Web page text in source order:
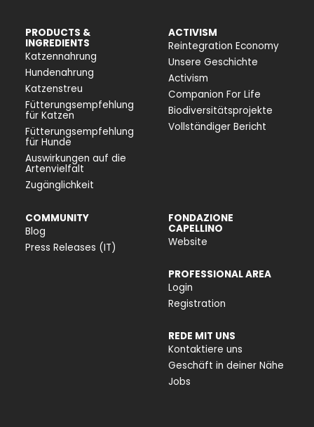
PRODUCTS &
INGREDIENTS
Katzennahrung
Hundenahrung
Katzenstreu
Fütterungsempfehlung
für Katzen
Fütterungsempfehlung
für Hunde
Auswirkungen auf die
Artenvielfalt
Zugänglichkeit
ACTIVISM
Reintegration Economy
Unsere Geschichte
Activism
Companion For Life
Biodiversitätsprojekte
Vollständiger Bericht
COMMUNITY
Blog
Press Releases (IT)
FONDAZIONE
CAPELLINO
Website
PROFESSIONAL AREA
Login
Registration
REDE MIT UNS
Kontaktiere uns
Geschäft in deiner Nähe
Jobs